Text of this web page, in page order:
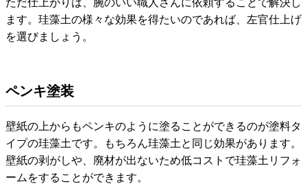
ます。珪藻土の様々な効果を得たいのであれば、左官仕上げ
を選びましょう。
ペンキ塗装
壁紙の上からもペンキのように塗ることができるのが塗料タ
イプの珪藻土です。もちろん珪藻土と同じ効果があります。
壁紙の剥がしや、廃材が出ないため低コストで珪藻土リフォ
ームをすることができます。